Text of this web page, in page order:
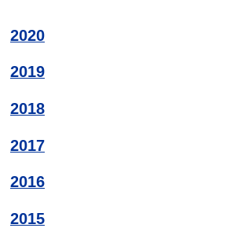
2020
2019
2018
2017
2016
2015